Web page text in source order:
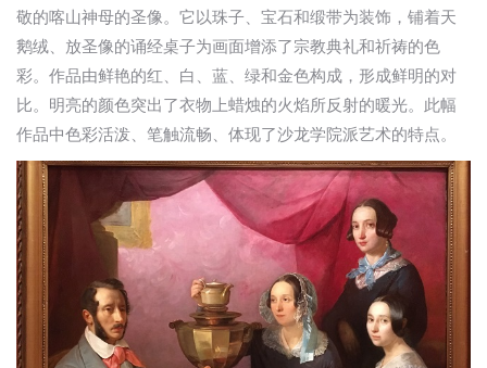
敬的喀山神母的圣像。它以珠子、宝石和缎带为装饰，铺着天
鹅绒、放圣像的诵经桌子为画面增添了宗教典礼和祈祷的色
彩。作品由鲜艳的红、白、蓝、绿和金色构成，形成鲜明的对
比。明亮的颜色突出了衣物上蜡烛的火焰所反射的暖光。此幅
作品中色彩活泼、笔触流畅、体现了沙龙学院派艺术的特点。